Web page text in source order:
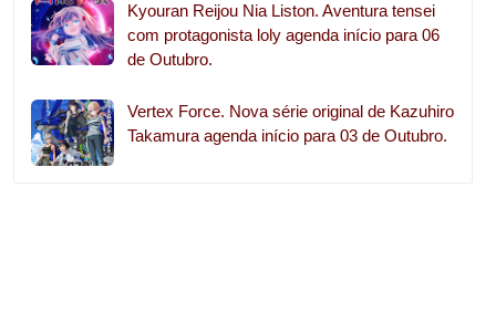
Kyouran Reijou Nia Liston. Aventura tensei
com protagonista loly agenda início para 06
de Outubro.
Vertex Force. Nova série original de Kazuhiro
Takamura agenda início para 03 de Outubro.